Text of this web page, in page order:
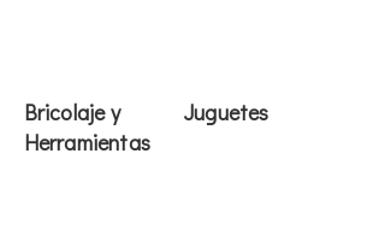
Bricolaje y
Herramientas
Juguetes